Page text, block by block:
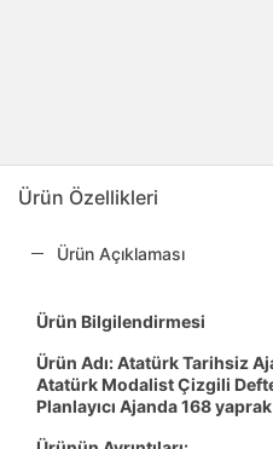
Ürün Özellikleri
Ürün Açıklaması
Ürün Bilgilendirmesi
Ürün Adı: Atatürk Tarihsiz
Atatürk Modalist Çizgili
Planlayıcı Ajanda 168 yaprak